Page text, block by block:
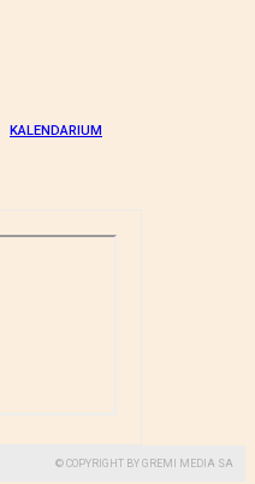
KALENDARIUM
© COPYRIGHT BY GREMI MEDIA SA